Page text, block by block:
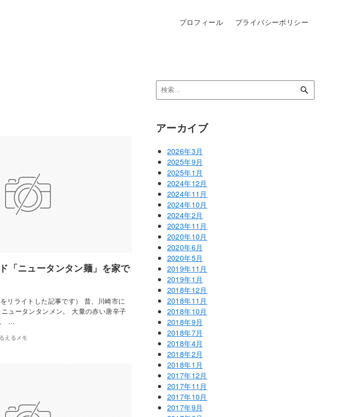
プロフィール プライバシーポリシー
「ニュータンタン麺」を家で
リライトした記事です） 昔、川崎市に
ュータンタンメン。 大量の赤い唐辛子
…
えるメモ
アーカイブ
2026年3月
2025年9月
2025年1月
2024年12月
2024年11月
2024年10月
2024年2月
2023年11月
2020年10月
2020年6月
2020年5月
2019年11月
2019年1月
2018年12月
2018年11月
2018年10月
2018年9月
2018年7月
2018年4月
2018年2月
2018年1月
2017年12月
2017年11月
2017年10月
2017年9月